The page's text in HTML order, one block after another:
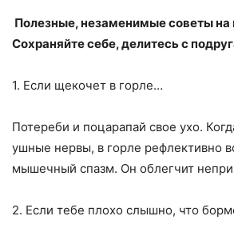
Полезные, незаменимые советы
Сохраняйте себе, делитесь с
1. Если щекочет в горле…
Потереби и поцарапай свое ухо.
ушные нервы, в горле рефлективно
мышечный спазм. Он облегчит
2. Если тебе плохо слышно, что